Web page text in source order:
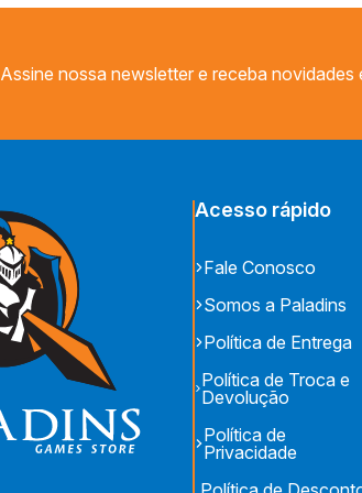
Assine nossa newsletter e receba
Acesso rápido
Fale Conosco
Somos a Paladins
Política de Entrega
Política de Troca e
Devolução
Política de
Privacidade